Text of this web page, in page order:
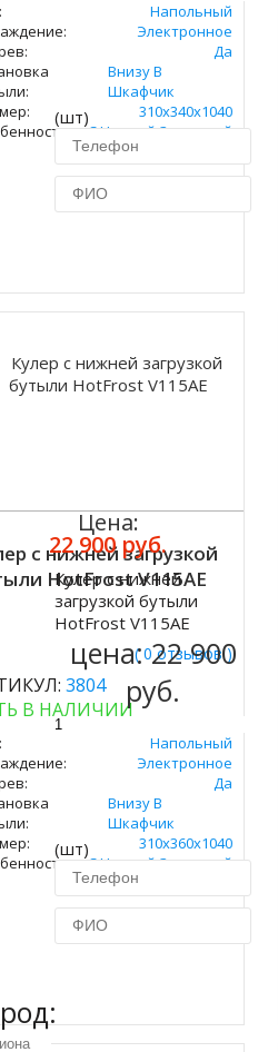
Напольный
Электронное
Да
Внизу В
Шкафчик
310х340х1040
С Нижней Загрузкой
(шт)
с нижней загрузкой
HotFrost V115AE
( 0 отзывов )
3804
В НАЛИЧИИ
Напольный
Электронное
Да
Внизу В
Шкафчик
310х360х1040
С Нижней Загрузкой
Цена:
22 900 руб.
Кулер с нижней
загрузкой бутыли
HotFrost V115AE
цена:22 900
руб.
(шт)